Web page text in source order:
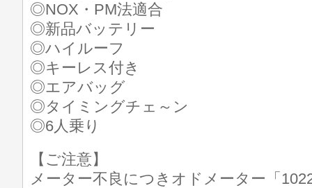
◎NOX・PM法適合
◎新品バッテリー
◎ハイルーフ
◎キーレス付き
◎エアバッグ
◎タイミングチェ～ン
◎6人乗り
【ご注意】
メーター不良につきオドメーター「